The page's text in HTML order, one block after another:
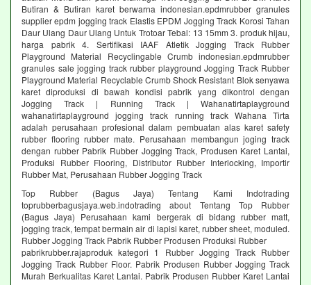
Butiran & Butiran karet berwarna indonesian.epdmrubber granules
supplier epdm jogging track Elastis EPDM Jogging Track Korosi Tahan
Daur Ulang Daur Ulang Untuk Trotoar Tebal: 13 15mm 3. produk hijau,
harga pabrik 4. Sertifikasi IAAF Atletik Jogging Track Rubber
Playground Material Recyclingable Crumb indonesian.epdmrubber
granules sale jogging track rubber playground Jogging Track Rubber
Playground Material Recyclable Crumb Shock Resistant Blok senyawa
karet diproduksi di bawah kondisi pabrik yang dikontrol dengan
Jogging Track | Running Track | Wahanatirtaplayground
wahanatirtaplayground jogging track running track Wahana Tirta
adalah perusahaan profesional dalam pembuatan alas karet safety
rubber flooring rubber mate. Perusahaan membangun joging track
dengan rubber Pabrik Rubber Jogging Track, Produsen Karet Lantai,
Produksi Rubber Flooring, Distributor Rubber Interlocking, Importir
Rubber Mat, Perusahaan Rubber Jogging Track
Top Rubber (Bagus Jaya) Tentang Kami Indotrading
toprubberbagusjaya.web.indotrading about Tentang Top Rubber
(Bagus Jaya) Perusahaan kami bergerak di bidang rubber matt,
jogging track, tempat bermain air di lapisi karet, rubber sheet, moduled.
Rubber Jogging Track Pabrik Rubber Produsen Produksi Rubber
pabrikrubber.rajaproduk kategori 1 Rubber Jogging Track Rubber
Jogging Track Rubber Floor. Pabrik Produsen Rubber Jogging Track
Murah Berkualitas Karet Lantai. Pabrik Produsen Rubber Karet Lantai